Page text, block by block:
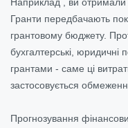
Гранти передбачають
грантовому бюджету.
бухгалтерські, юридичні
грантами - саме ці
застосовується
Прогнозування